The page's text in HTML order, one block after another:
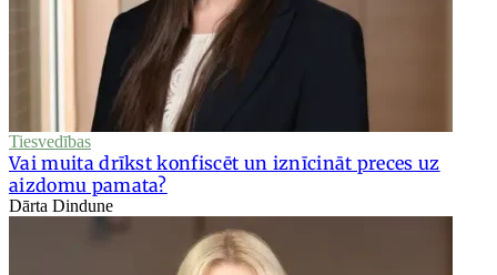
Tiesvedības
Vai muita drīkst konfiscēt un iznīcināt preces uz
aizdomu pamata?
Dārta Dindune